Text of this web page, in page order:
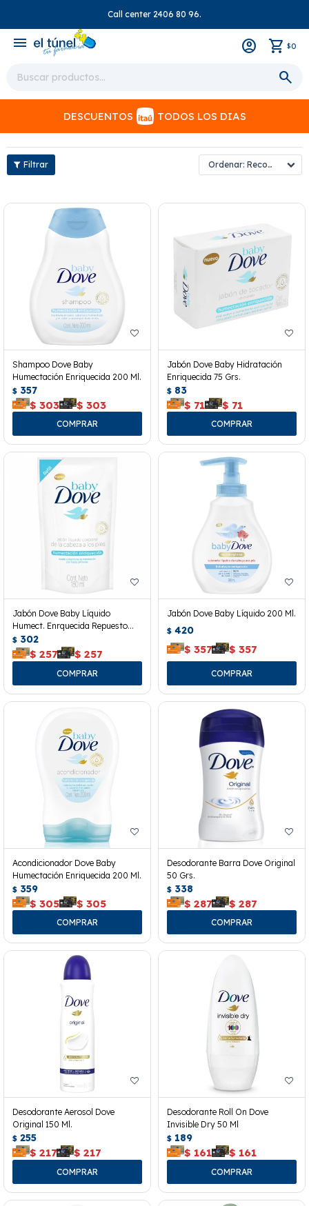
Call center 2406 80 96.
menu $0
DESCUENTOS TODOS LOS DIAS
Recomendados
Shampoo Dove Baby
Humectación Enriquecida 200 Ml.
$ 357
$ 303 $ 303
Jabón Dove Baby Hidratación
Enriquecida 75 Grs.
$ 83
$ 71 $ 71
Jabón Dove Baby Líquido
Humect. Enrquecida Repuesto
180 Ml.
$ 302
$ 257 $ 257
Jabón Dove Baby Líquido 200 Ml.
$ 420
$ 357 $ 357
Acondicionador Dove Baby
Humectación Enriquecida 200 Ml.
$ 359
$ 305 $ 305
Desodorante Barra Dove Original
50 Grs.
$ 338
$ 287 $ 287
Desodorante Aerosol Dove
Original 150 Ml.
$ 255
$ 217 $ 217
Desodorante Roll On Dove
Invisible Dry 50 Ml
$ 189
$ 161 $ 161
close